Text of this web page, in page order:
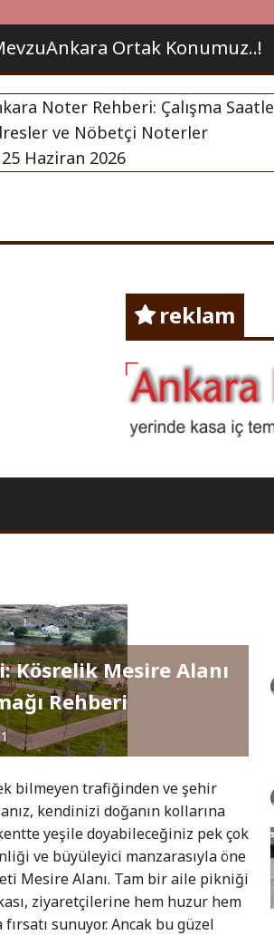
Ortak Konumuz..!
Noter Rehberi: Çalışma Saatleri,
ve Nöbetçi Noterler
2026
Ankara
Hakkında Herşey !
reklam
Kösrelik Mesire Alanı
Rehberi
1
bilmeyen trafiğinden ve şehir
kendinizi doğanın kollarına
yeşile doyabileceğiniz pek çok
ve büyüleyici manzarasıyla öne
Mesire Alanı. Tam bir aile pikniği
ziyaretçilerine hem huzur hem
sunuyor. Ancak bu güzel